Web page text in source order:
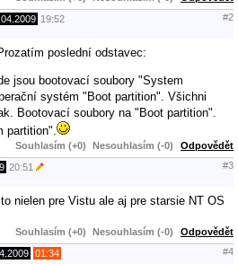
19:52 #2
poslední odstavec:
jsou bootovací soubory "System
systém "Boot partition". Všichni
Bootovací soubory na "Boot partition".
Souhlasím (+0) Nesouhlasím (-0) Odpovědět
20:51 #3
nielen pre Vistu ale aj pre starsie NT OS
Souhlasím (+0) Nesouhlasím (-0) Odpovědět
01:34 #4